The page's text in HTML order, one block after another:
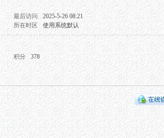
最后访问 2025-5-26 08:21
所在时区 使用系统默认
积分 378